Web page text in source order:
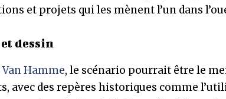
et projets qui les mènent l’un dans
dessin
Van Hamme, le scénario pourrait être le
avec des repères historiques comme